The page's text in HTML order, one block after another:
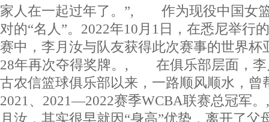
家人在一起过年了。”, 作为现役中国女
对的“名人”。2022年10月1日，在悉尼举行
赛中，李月汝与队友获得此次赛事的世界杯
28年再次夺得奖牌。, 在俱乐部层面，李
古农信篮球俱乐部以来，一路顺风顺水，
2021、2021—2022赛季WCBA联赛总冠
月汝，其实很早就因“身高”优势，离开了